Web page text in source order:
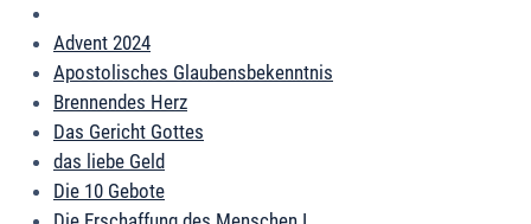
Advent 2024
Apostolisches Glaubensbekenntnis
Brennendes Herz
Das Gericht Gottes
das liebe Geld
Die 10 Gebote